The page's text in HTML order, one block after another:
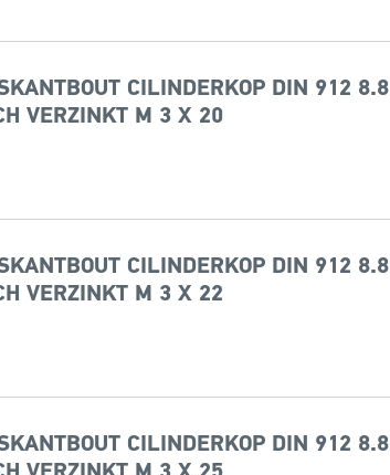
CILINDERKOP DIN 912 8.8
VERZINKT M 3 X 20
CILINDERKOP DIN 912 8.8
VERZINKT M 3 X 22
CILINDERKOP DIN 912 8.8